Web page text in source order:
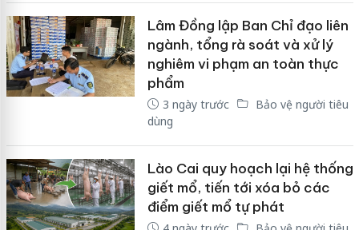
Lâm Đồng lập Ban Chỉ đạo liên
ngành, tổng rà soát và xử lý
nghiêm vi phạm an toàn thực
phẩm
3 ngày trước
Bảo vệ người tiêu
dùng
Lào Cai quy hoạch lại hệ thống
giết mổ, tiến tới xóa bỏ các
điểm giết mổ tự phát